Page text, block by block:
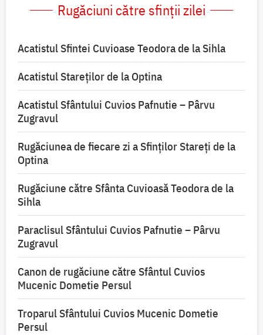
Rugăciuni către sfinții zilei
Acatistul Sfintei Cuvioase Teodora de la Sihla
Acatistul Stareţilor de la Optina
Acatistul Sfântului Cuvios Pafnutie – Pârvu
Zugravul
Rugăciunea de fiecare zi a Sfinților Stareți de la
Optina
Rugăciune către Sfânta Cuvioasă Teodora de la
Sihla
Paraclisul Sfântului Cuvios Pafnutie – Pârvu
Zugravul
Canon de rugăciune către Sfântul Cuvios
Mucenic Dometie Persul
Troparul Sfântului Cuvios Mucenic Dometie
Persul